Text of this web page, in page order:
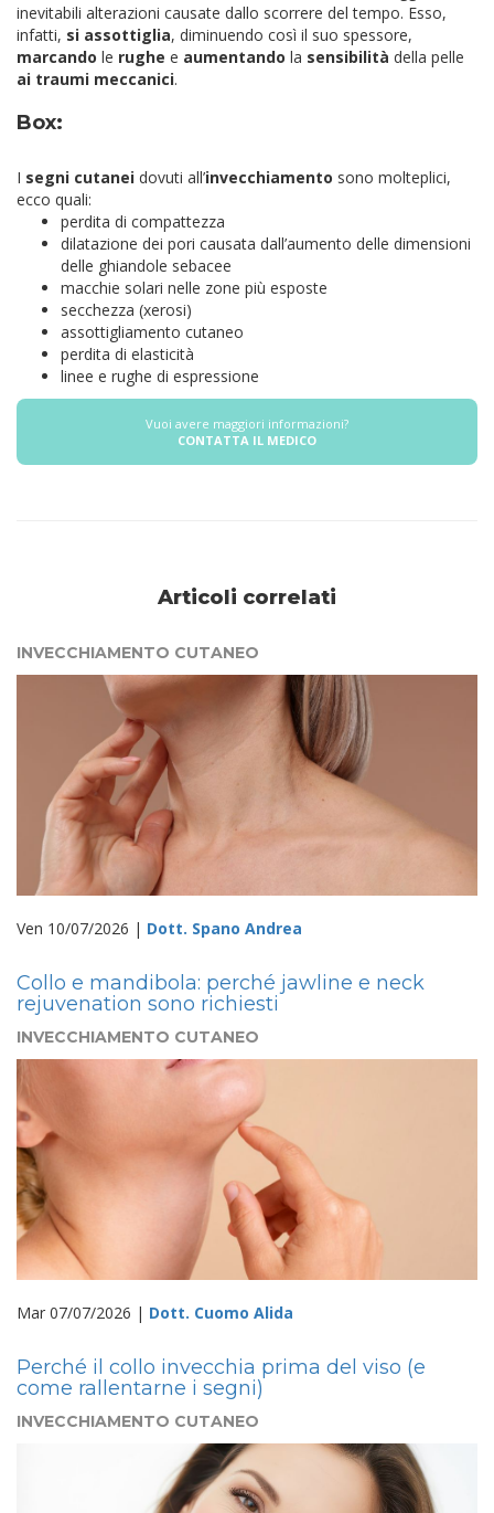
inevitabili alterazioni causate dallo scorrere del tempo. Esso,
infatti, si assottiglia, diminuendo così il suo spessore,
marcando le rughe e aumentando la sensibilità della pelle
ai traumi meccanici.
Box:
I segni cutanei dovuti all’invecchiamento sono molteplici,
ecco quali:
perdita di compattezza
dilatazione dei pori causata dall’aumento delle dimensioni
delle ghiandole sebacee
macchie solari nelle zone più esposte
secchezza (xerosi)
assottigliamento cutaneo
perdita di elasticità
linee e rughe di espressione
Vuoi avere maggiori informazioni?
CONTATTA IL MEDICO
Articoli correlati
INVECCHIAMENTO CUTANEO
Ven 10/07/2026 | Dott. Spano Andrea
Collo e mandibola: perché jawline e neck
rejuvenation sono richiesti
INVECCHIAMENTO CUTANEO
Mar 07/07/2026 | Dott. Cuomo Alida
Perché il collo invecchia prima del viso (e
come rallentarne i segni)
INVECCHIAMENTO CUTANEO